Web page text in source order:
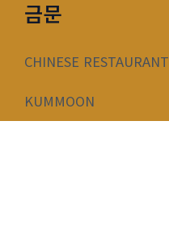
너
금문
CHINESE RESTAURANT
KUMMOON